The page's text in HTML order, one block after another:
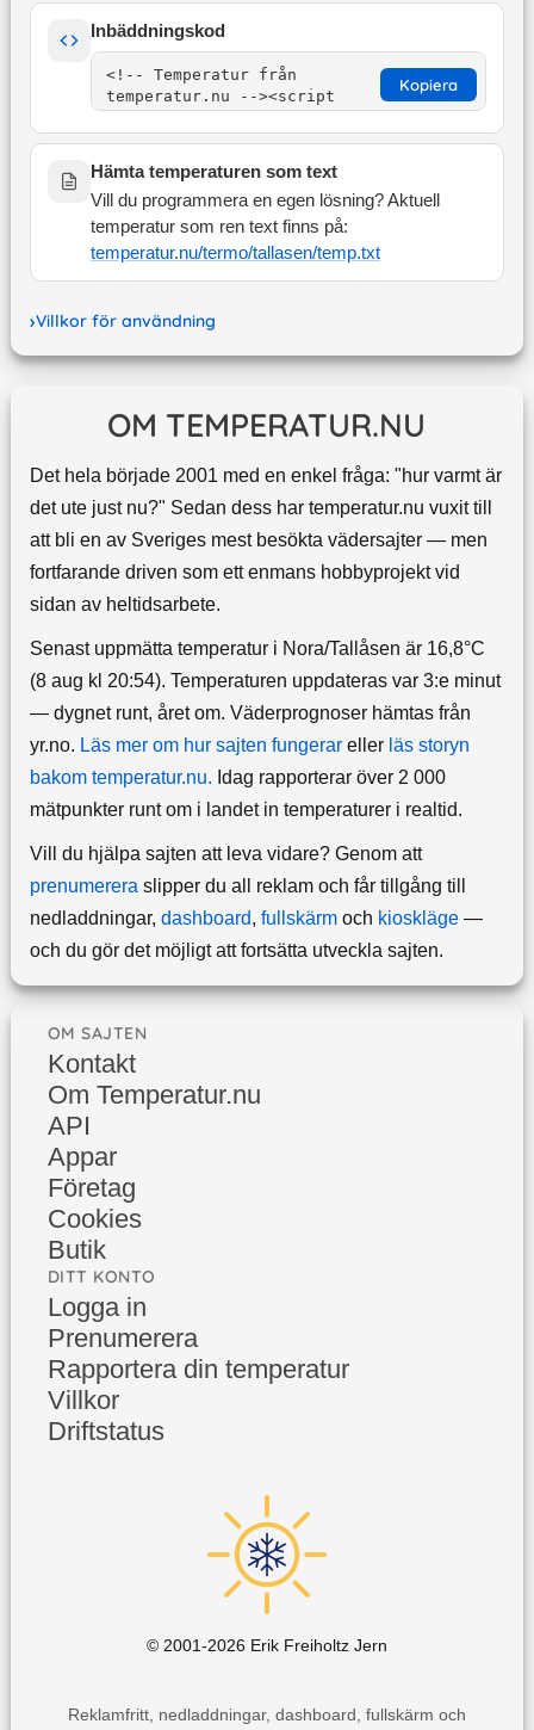
Inbäddningskod
Kopiera
Hämta temperaturen som text
Vill du programmera en egen lösning? Aktuell
temperatur som ren text finns på:
temperatur.nu/termo/tallasen/temp.txt
Villkor för användning
OM TEMPERATUR.NU
Det hela började 2001 med en enkel fråga: "hur varmt är
det ute just nu?" Sedan dess har temperatur.nu vuxit till
att bli en av Sveriges mest besökta vädersajter — men
fortfarande driven som ett enmans hobbyprojekt vid
sidan av heltidsarbete.
Senast uppmätta temperatur i Nora/Tallåsen är 16,8°C
(8 aug kl 20:54). Temperaturen uppdateras var 3:e minut
— dygnet runt, året om. Väderprognoser hämtas från
yr.no. Läs mer om hur sajten fungerareller läs storyn
bakom temperatur.nu. Idag rapporterar över 2 000
mätpunkter runt om i landet in temperaturer i realtid.
Vill du hjälpa sajten att leva vidare? Genom att
prenumereraslipper du all reklam och får tillgång till
nedladdningar, dashboard, fullskärmoch kioskläge—
och du gör det möjligt att fortsätta utveckla sajten.
OM SAJTEN
Kontakt
Om Temperatur.nu
API
Appar
Företag
Cookies
Butik
DITT KONTO
Logga in
Prenumerera
Rapportera din temperatur
Villkor
Driftstatus
© 2001-2026 Erik Freiholtz Jern
Reklamfritt, nedladdningar, dashboard, fullskärm och